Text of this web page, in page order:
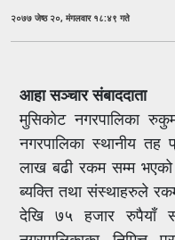
२०७७ जेष्ठ २०, मंगलवार १८:४९ गते
आहा सञ्चार संबाददाता
मुसिकोट नगरपालिका
नगरपालिका स्थानीय तह
लाख बढी रकम सम्म
ब्यक्ति तथा संस्थाहरुले
देखि ७५ हजार रुपैयाँ